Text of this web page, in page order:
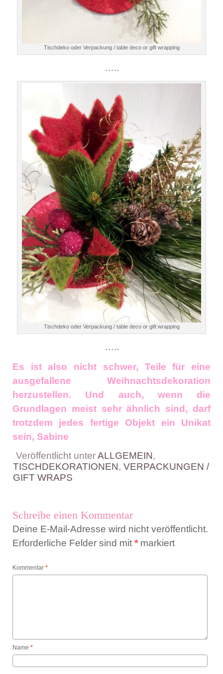
Tischdeko oder Verpackung / table deco or gift wrapping
…..
Tischdeko oder Verpackung / table deco or gift wrapping
…..
Es ist also nicht schwer, Teile für eine
ausgefallene Weihnachtsdekoration
herzustellen. Und auch, wenn die
Grundlagen meist sehr ähnlich sind, darf
trotzdem jedes fertige Objekt ein Unikat
sein, Sabine
Veröffentlicht unterALLGEMEIN,
TISCHDEKORATIONEN, VERPACKUNGEN /
GIFT WRAPS
Schreibe einen Kommentar
Deine E-Mail-Adresse wird nicht veröffentlicht.
Erforderliche Felder sind mit *markiert
Kommentar *
Name *